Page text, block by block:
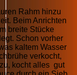
Rahm hinzu
Beim Anrichten
breite Stücke
Schon vorher
kaltem Wasser
verkocht,
kocht alles gut